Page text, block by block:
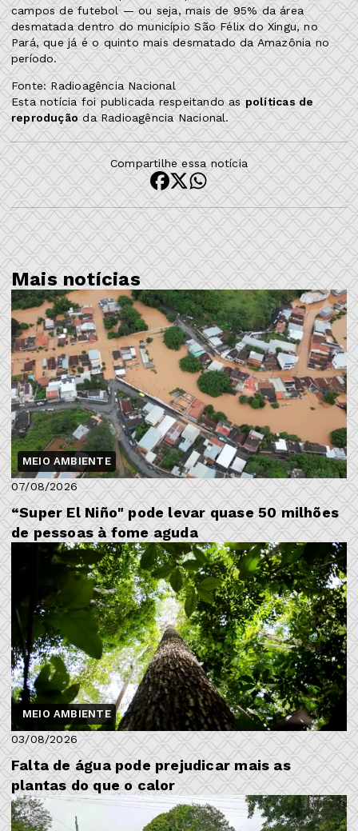
campos de futebol — ou seja, mais de 95% da área
desmatada dentro do município São Félix do Xingu, no
Pará, que já é o quinto mais desmatado da Amazônia no
período.
Fonte: Radioagência Nacional
Esta notícia foi publicada respeitando as políticas de
reprodução da Radioagência Nacional.
Compartilhe essa notícia
Mais notícias
MEIO AMBIENTE
07/08/2026
“Super El Niño" pode levar quase 50 milhões
de pessoas à fome aguda
MEIO AMBIENTE
03/08/2026
Falta de água pode prejudicar mais as
plantas do que o calor